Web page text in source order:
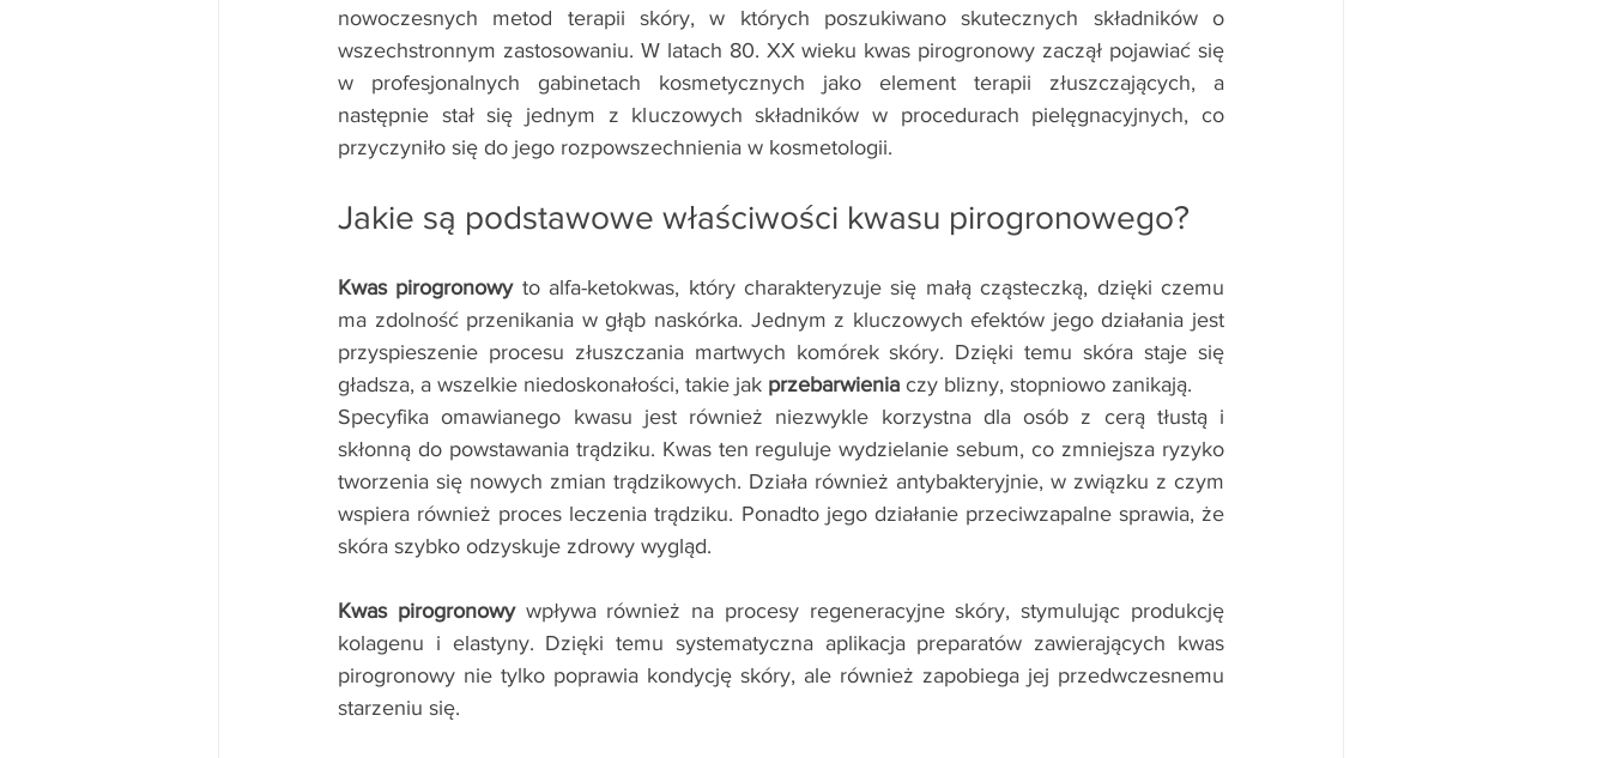
nowoczesnych metod terapii skóry, w których poszukiwano skutecznych składników o
wszechstronnym zastosowaniu. W latach 80. XX wieku kwas pirogronowy zaczął pojawiać się
w profesjonalnych gabinetach kosmetycznych jako element terapii złuszczających, a
następnie stał się jednym z kluczowych składników w procedurach pielęgnacyjnych, co
przyczyniło się do jego rozpowszechnienia w kosmetologii.
Jakie są podstawowe właściwości kwasu pirogronowego?
Kwas pirogronowy to alfa-ketokwas, który charakteryzuje się małą cząsteczką, dzięki czemu
ma zdolność przenikania w głąb naskórka. Jednym z kluczowych efektów jego działania jest
przyspieszenie procesu złuszczania martwych komórek skóry. Dzięki temu skóra staje się
gładsza, a wszelkie niedoskonałości, takie jak przebarwienia czy blizny, stopniowo zanikają.
Specyfika omawianego kwasu jest również niezwykle korzystna dla osób z cerą tłustą i
skłonną do powstawania trądziku. Kwas ten reguluje wydzielanie sebum, co zmniejsza ryzyko
tworzenia się nowych zmian trądzikowych. Działa również antybakteryjnie, w związku z czym
wspiera również proces leczenia trądziku. Ponadto jego działanie przeciwzapalne sprawia, że
skóra szybko odzyskuje zdrowy wygląd.
Kwas pirogronowy wpływa również na procesy regeneracyjne skóry, stymulując produkcję
kolagenu i elastyny. Dzięki temu systematyczna aplikacja preparatów zawierających kwas
pirogronowy nie tylko poprawia kondycję skóry, ale również zapobiega jej przedwczesnemu
starzeniu się.